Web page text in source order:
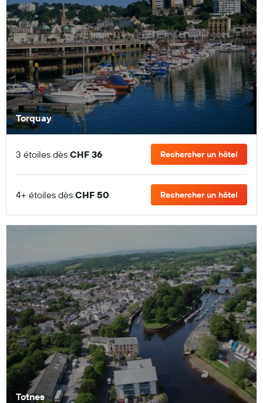
Torquay
3 étoiles dès CHF 36 Rechercher un hôtel
4+ étoiles dès CHF 50 Rechercher un hôtel
Totnes